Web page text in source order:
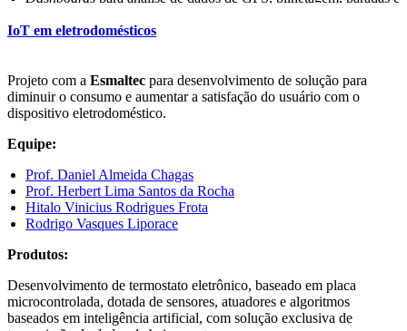
destinos e rotas de usuários dentro do sistema de ônibus
Desenvolvimento de simulador para verificação de lotação,
comboio e atraso de veículos que circulam de ônibus de
Fortaleza.
Dashboards
Publicações:
CAMINHA, C.; FURTADO, V. Impact of human mobility on
police allocation. In: 2017 IEEE International Conference on
Intelligence and Security Informatics (ISI), 2017, Beijing. 2017
Informatics (ISI), 2017. v. 1. p. 125.
CAMINHA, C.; FURTADO, V.; PINHEIRO, V.; SILVEIRA, C .
IoT em eletrodomésticos
Projeto com a Esmaltec para desenvolvimento de solução para
diminuir o consumo e aumentar a satisfação do usuário com o
dispositivo eletrodoméstico.
Equipe:
Prof. Daniel Almeida Chagas
Prof. Herbert Lima Santos da Rocha
Hitalo Vinicius Rodrigues Frota
Rodrigo Vasques Liporace
Produtos:
Desenvolvimento de termostato eletrônico, baseado em placa
microcontrolada, dotada de sensores, atuadores e algoritmos
baseados em inteligência artificial, com solução exclusiva de